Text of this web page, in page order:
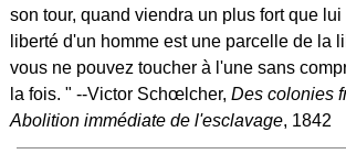
son tour, quand viendra un plus fort que
liberté d'un homme est une parcelle de la
vous ne pouvez toucher à l'une sans
la fois. " --Victor Schœlcher, Des colonies
Abolition immédiate de l'esclavage, 1842